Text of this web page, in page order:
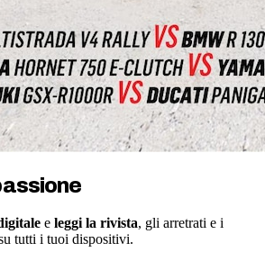
e leggi la rivista, gli arretrati e i
tutti i tuoi dispositivi.